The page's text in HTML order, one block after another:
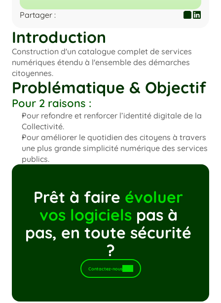
Partager : Copy to Clipboard
Introduction
Construction d'un catalogue complet de services
numériques étendu à l'ensemble des démarches
citoyennes.
Problématique & Objectif
Pour 2 raisons :
Pour refondre et renforcer l’identité digitale de la
Collectivité.
Pour améliorer le quotidien des citoyens à travers
une plus grande simplicité numérique des services
publics.
Prêt à faire évoluer
vos logiciels pas à
pas, en toute sécurité
?
Contactez-nous